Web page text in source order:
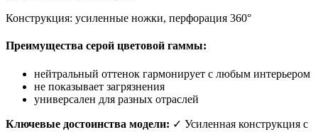
Конструкция: усиленные ножки, перфорация 360°
Преимущества серой цветовой гаммы:
нейтральный оттенок гармонирует с любым интерьером
не показывает загрязнения
универсален для разных отраслей
Ключевые достоинства модели: ✓ Усиленная конструкция с